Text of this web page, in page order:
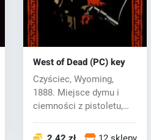
West of Dead (PC) key
Czyściec, Wyoming,
1888. Miejsce dymu i
ciemności z pistoletu,